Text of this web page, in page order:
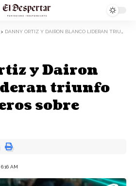
> DANNY ORTIZ Y DAIRON BLANCO LIDERAN TRIUNFO DE SARAPEROS SOBRE PERICOS
y Dairon
triunfo
sobre
AM